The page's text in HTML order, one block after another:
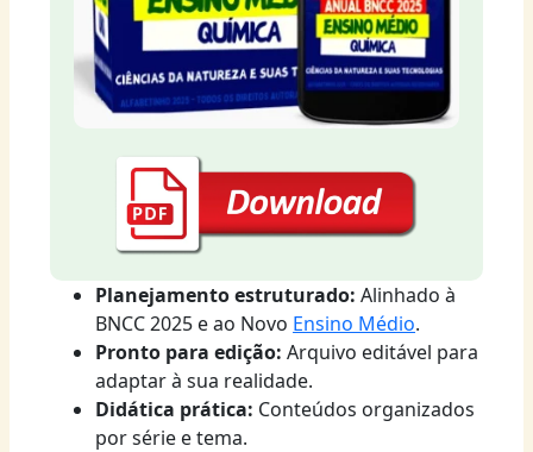
Planejamento estruturado: Alinhado à
BNCC 2025 e ao Novo Ensino Médio.
Pronto para edição: Arquivo editável para
adaptar à sua realidade.
Didática prática: Conteúdos organizados
por série e tema.